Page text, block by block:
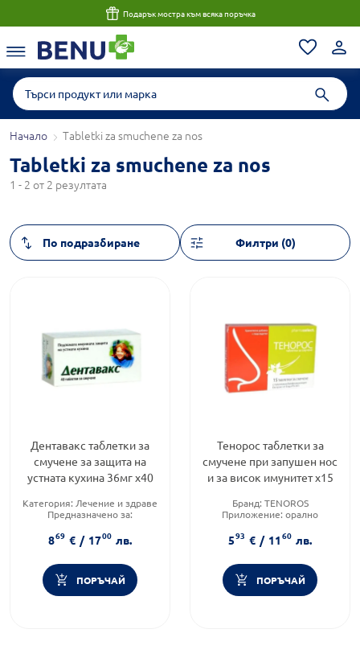
Подарък мостра към всяка поръчка
Начало Tabletki za smuchene za nos
Tabletki za smuchene za nos
1 - 2 от 2 резултата
Филтри (0)
Дентавакс таблетки за
смучене за защита на
устната кухина 36мг х40
Категория: Лечение и здраве
Предназначено за:
Форма на продукта: таблетки
869 € / 1700 лв.
ПОРЪЧАЙ
Тенорос таблетки за
смучене при запушен нос
и за висок имунитет x15
Бранд: TENOROS
Приложение: орално
593 € / 1160 лв.
ПОРЪЧАЙ